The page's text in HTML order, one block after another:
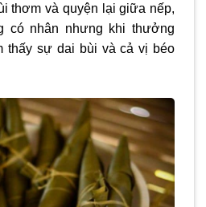
thơm và quyện lại giữa nếp,
có nhân nhưng khi thưởng
thấy sự dai bùi và cả vị béo